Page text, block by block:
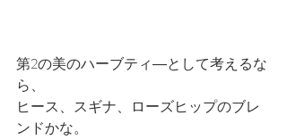
第2の美のハーブティ―として考えるな
ら、
ヒース、スギナ、ローズヒップのブレ
ンドかな。